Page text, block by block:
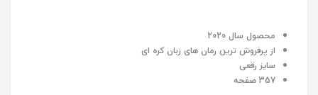
محصول سال 2020
از پرفروش ترین رمان های زبان کره ای
سایز رقعی
357 صفحه